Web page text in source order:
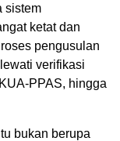
sistem
ketat dan
pengusulan
verifikasi
PPAS, hingga
bukan berupa